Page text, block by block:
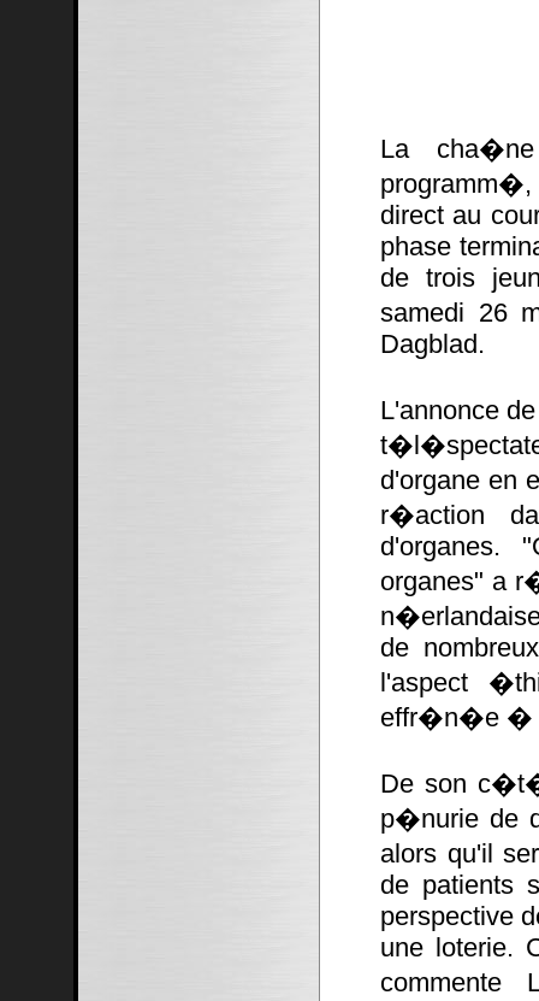
La
direct au
phase
de trois
samedi 26
Dagblad.
L'annonce
d'organe en
r�action
d'organes.
organes" a
de
l'aspect
effr�n�e �
De son
p�nurie de
alors qu'il
de patients
perspective
une loterie.
commente